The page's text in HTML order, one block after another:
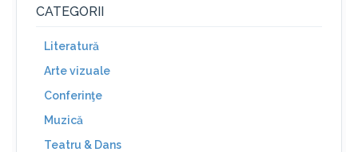
CATEGORII
Literatură
Arte vizuale
Conferinţe
Muzică
Teatru & Dans